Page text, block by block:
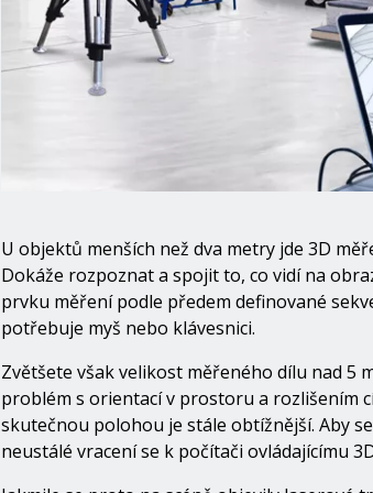
U objektů menších než dva metry jde 3D
Dokáže rozpoznat a spojit to, co vidí na
prvku měření podle předem definované
potřebuje myš nebo klávesnici.
Zvětšete však velikost měřeného dílu nad
problém s orientací v prostoru a rozlišením
skutečnou polohou je stále obtížnější. Aby
neustálé vracení se k počítači ovládajícímu